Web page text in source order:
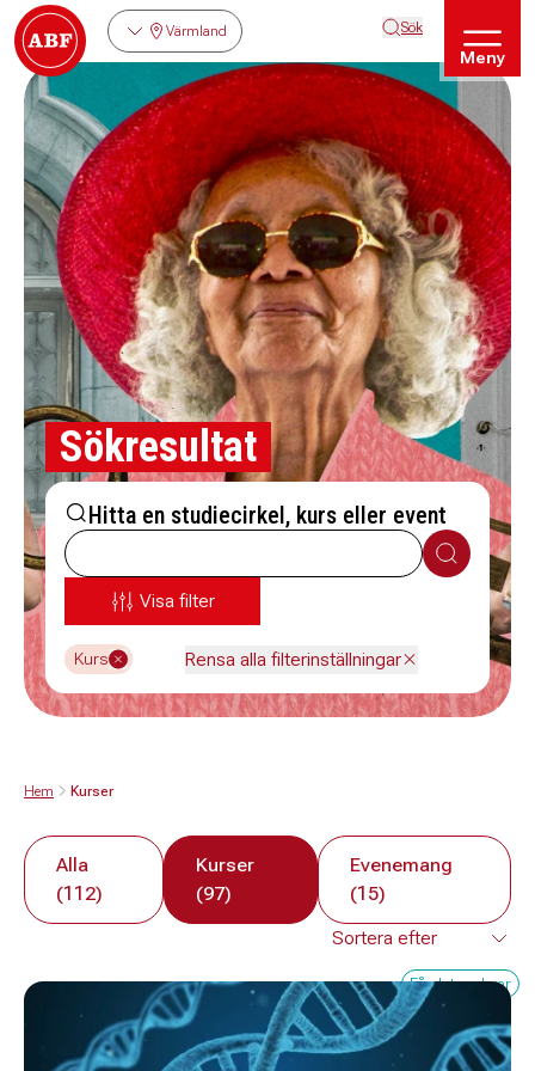
Värmland Sök
Meny
Sökresultat
Hitta en studiecirkel, kurs eller event
Sök
Visa filter
Kurs Rensa alla filterinställningar
Hem Kurser
Alla
(112)
Kurser
(97)
Evenemang
(15)
Få platser kvar